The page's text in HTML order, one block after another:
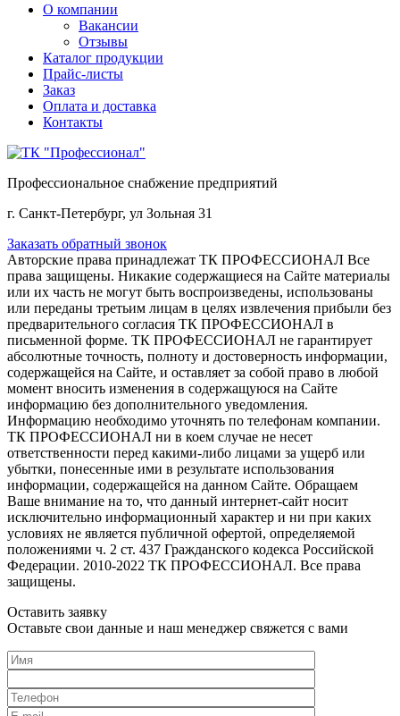
О компании
Вакансии
Отзывы
Каталог продукции
Прайс-листы
Заказ
Оплата и доставка
Контакты
Профессиональное снабжение предприятий
г. Санкт-Петербург, ул Зольная 31
Заказать обратный звонок
Авторские права принадлежат ТК ПРОФЕССИОНАЛ Все
права защищены. Никакие содержащиеся на Сайте материалы
или их часть не могут быть воспроизведены, использованы
или переданы третьим лицам в целях извлечения прибыли без
предварительного согласия ТК ПРОФЕССИОНАЛ в
письменной форме. ТК ПРОФЕССИОНАЛ не гарантирует
абсолютные точность, полноту и достоверность информации,
содержащейся на Сайте, и оставляет за собой право в любой
момент вносить изменения в содержащуюся на Сайте
информацию без дополнительного уведомления.
Информацию необходимо уточнять по телефонам компании.
ТК ПРОФЕССИОНАЛ ни в коем случае не несет
ответственности перед какими-либо лицами за ущерб или
убытки, понесенные ими в результате использования
информации, содержащейся на данном Сайте. Обращаем
Ваше внимание на то, что данный интернет-сайт носит
исключительно информационный характер и ни при каких
условиях не является публичной офертой, определяемой
положениями ч. 2 ст. 437 Гражданского кодекса Российской
Федерации. 2010-2022 ТК ПРОФЕССИОНАЛ. Все права
защищены.
Оставить заявку
Оставьте свои данные и наш менеджер свяжется с вами